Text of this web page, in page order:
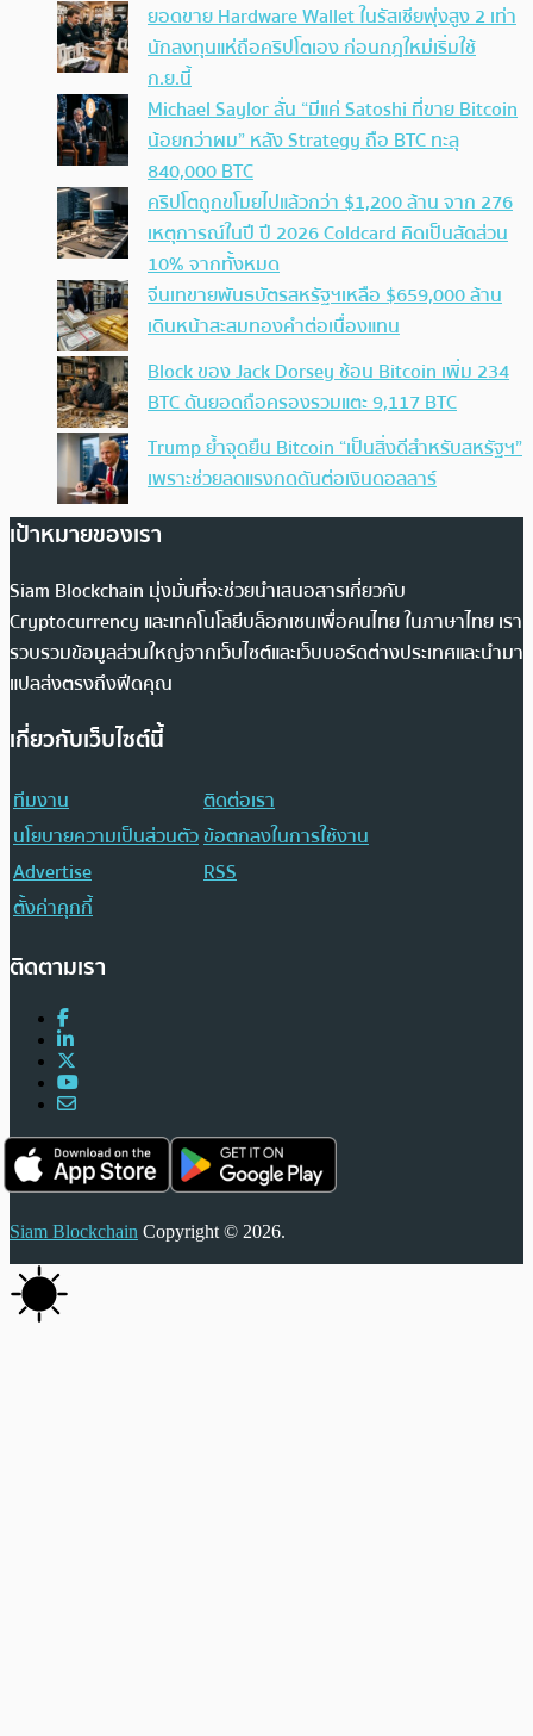
ยอดขาย Hardware Wallet ในรัสเซียพุ่งสูง 2 เท่า
นักลงทุนแห่ถือคริปโตเอง ก่อนกฎใหม่เริ่มใช้
ก.ย.นี้
Michael Saylor ลั่น “มีแค่ Satoshi ที่ขาย Bitcoin
น้อยกว่าผม” หลัง Strategy ถือ BTC ทะลุ
840,000 BTC
คริปโตถูกขโมยไปแล้วกว่า $1,200 ล้าน จาก 276
เหตุการณ์ในปี ปี 2026 Coldcard คิดเป็นสัดส่วน
10% จากทั้งหมด
จีนเทขายพันธบัตรสหรัฐฯเหลือ $659,000 ล้าน
เดินหน้าสะสมทองคำต่อเนื่องแทน
Block ของ Jack Dorsey ช้อน Bitcoin เพิ่ม 234
BTC ดันยอดถือครองรวมแตะ 9,117 BTC
Trump ย้ำจุดยืน Bitcoin “เป็นสิ่งดีสำหรับสหรัฐฯ”
เพราะช่วยลดแรงกดดันต่อเงินดอลลาร์
เป้าหมายของเรา
Siam Blockchain มุ่งมั่นที่จะช่วยนำเสนอสารเกี่ยวกับ
Cryptocurrency และเทคโนโลยีบล็อกเชนเพื่อคนไทย ในภาษาไทย เรา
รวบรวมข้อมูลส่วนใหญ่จากเว็บไซต์และเว็บบอร์ดต่างประเทศและนำมา
แปลส่งตรงถึงฟีดคุณ
เกี่ยวกับเว็บไซต์นี้
ทีมงาน
ติดต่อเรา
นโยบายความเป็นส่วนตัวข้อตกลงในการใช้งาน
Advertise
RSS
ตั้งค่าคุกกี้
ติดตามเรา
Siam Blockchain Copyright © 2026.